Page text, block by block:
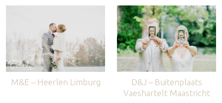
M&E – Heerlen Limburg
D&J – Buitenplaats
Vaeshartelt Maastricht